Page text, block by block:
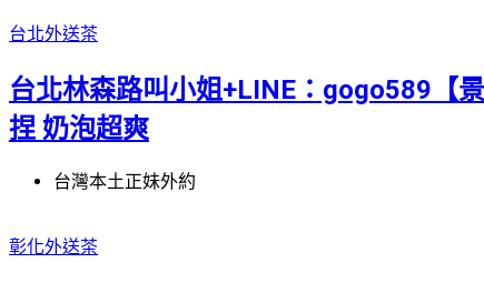
台北外送茶
台北林森路叫小姐+LINE：gogo589【
捏 奶泡超爽
台灣本土正妹外約
彰化外送茶